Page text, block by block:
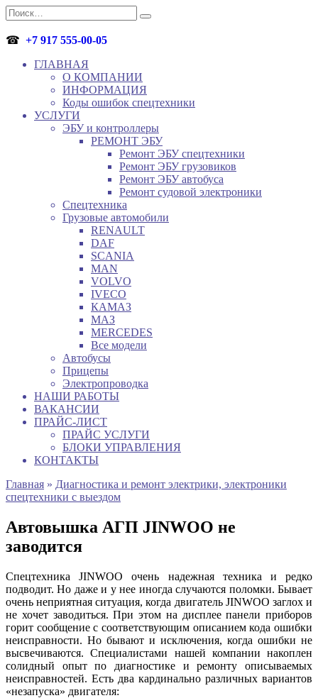
Перейти
к
содержанию
Search
for:
☎ +7 917 555-00-05
ГЛАВНАЯ
О КОМПАНИИ
ИНФОРМАЦИЯ
Коды ошибок спецтехники
УСЛУГИ
ЭБУ и контроллеры
РЕМОНТ ЭБУ
Ремонт ЭБУ спецтехники
Ремонт ЭБУ грузовиков
Ремонт ЭБУ автобуса
Ремонт судовой электроники
Спецтехника
Грузовые автомобили
RENAULT
DAF
SCANIA
MAN
VOLVO
IVECO
КАМАЗ
МАЗ
MERCEDES
Все модели
Автобусы
Прицепы
Электропроводка
НАШИ РАБОТЫ
ВАКАНСИИ
ПРАЙС-ЛИСТ
ПРАЙС УСЛУГИ
БЛОКИ УПРАВЛЕНИЯ
КОНТАКТЫ
Главная » Диагностика и ремонт электрики, электроники
спецтехники с выездом
Автовышка АГП JINWOO не
заводится
Спецтехника JINWOO очень надежная техника и редко
подводит. Но даже и у нее иногда случаются поломки. Бывает
очень неприятная ситуация, когда двигатель JINWOO заглох и
не хочет заводиться. При этом на дисплее панели приборов
горит сообщение с соответствующим описанием кода ошибки
неисправности. Но бывают и исключения, когда ошибки не
высвечиваются. Специалистами нашей компании накоплен
солидный опыт по диагностике и ремонту описываемых
неисправностей. Есть два кардинально различных вариантов
«незапуска» двигателя: